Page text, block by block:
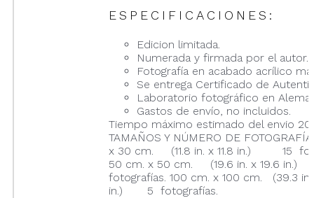
ESPECIFICACIONES:
Edicion limitada.
Numerada y firmada por el autor.
Fotografía en acabado acrílico
Se entrega Certificado de
Laboratorio fotográfico en
Gastos de envío, no incluidos.
Tiempo máximo estimado del envio 20
TAMAÑOS Y NÚMERO DE
x 30 cm. (11.8 in. x 11.8 in.) 15
50 cm. x 50 cm. (19.6 in. x 19.6
fotografías. 100 cm. x 100 cm. (39.3 in.
in.) 5 fotografías.